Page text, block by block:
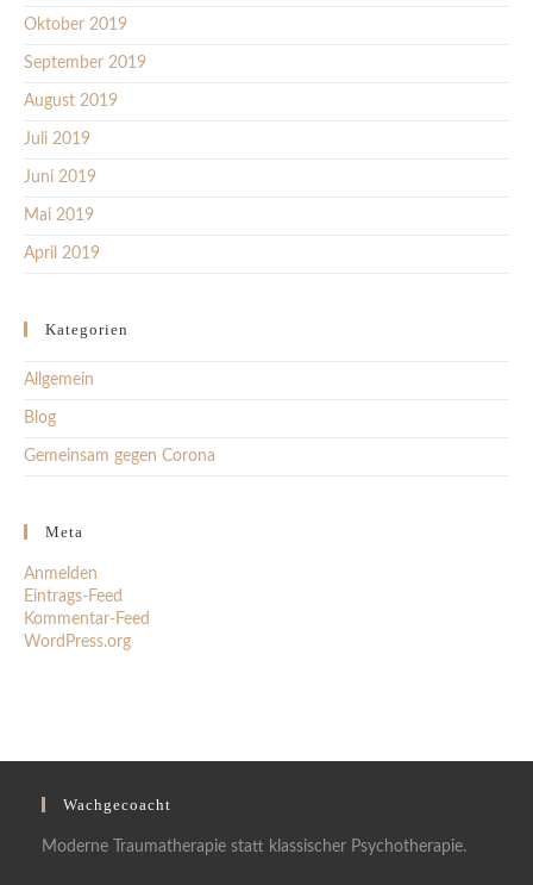
Oktober 2019
September 2019
August 2019
Juli 2019
Juni 2019
Mai 2019
April 2019
Kategorien
Allgemein
Blog
Gemeinsam gegen Corona
Meta
Anmelden
Eintrags-Feed
Kommentar-Feed
WordPress.org
Wachgecoacht
Moderne Traumatherapie statt klassischer Psychotherapie.